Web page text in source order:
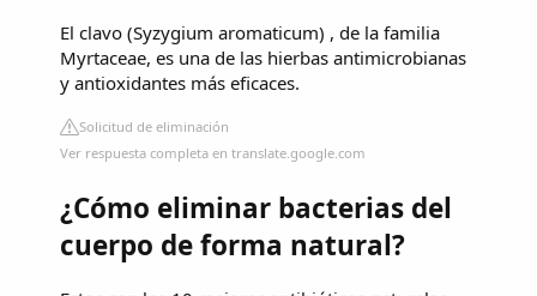
El clavo (Syzygium aromaticum) , de la familia
Myrtaceae, es una de las hierbas antimicrobianas
y antioxidantes más eficaces.
Solicitud de eliminación
Ver respuesta completa en translate.google.com
¿Cómo eliminar bacterias del
cuerpo de forma natural?